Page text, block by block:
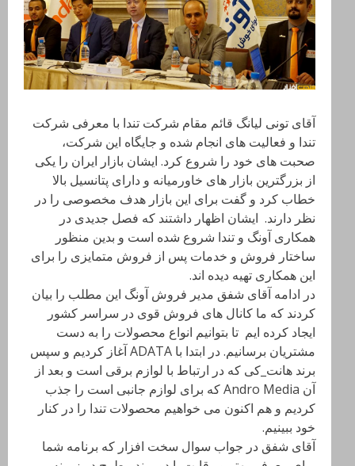
آقای تونی لیانگ قائم مقام شرکت تندا با معرفی شرکت
تندا و فعالیت های انجام شده و جایگاه این شرکت،
صحبت های خود را شروع کرد. ایشان بازار ایران را یکی
از بزرگترین بازار های خاورمیانه و دارای پتانسیل بالا
خطاب کرد و گفت برای این بازار هدف مخصوصی را در
نظر دارند. ایشان اظهار داشتند که فصل جدیدی در
همکاری آونگ و تندا شروع شده است و بدین منظور
ساختار فروش و خدمات پس از فروش متمایزی را برای
این همکاری تهیه دیده اند.
در ادامه آقای شفق مدیر فروش آونگ این مطلب را بیان
کردند که ما کانال های فروش قوی در سراسر کشور
ایجاد کرده ایم تا بتوانیم انواع محصولات را به دست
مشتریان برسانیم. در ابتدا با ADATA آغاز کردیم و سپس
برند هانت_کی که در ارتباط با لوازم برقی است و بعد از
آن Andro Media که برای لوازم جانبی است را جذب
کردیم و هم اکنون می خواهیم محصولات تندا را در کنار
خود ببینیم.
آقای شفق در جواب سوال سخت افزار که برنامه شما